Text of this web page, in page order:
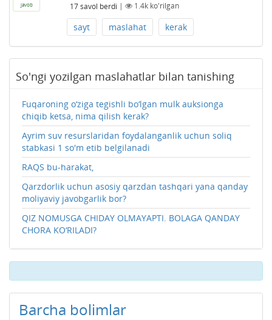
javob
17 savol berdi | 1.4kko'rilgan
sayt maslahat kerak
So'ngi yozilgan maslahatlar bilan tanishing
Fuqaroning o‘ziga tegishli bo‘lgan mulk auksionga
chiqib ketsa, nima qilish kerak?
Ayrim suv resurslaridan foydalanganlik uchun soliq
stabkasi 1 so'm etib belgilanadi
RAQS bu-harakat,
Qarzdorlik uchun asosiy qarzdan tashqari yana qanday
moliyaviy javobgarlik bor?
QIZ NOMUSGA CHIDAY OLMAYAPTI. BOLAGA QANDAY
CHORA KO‘RILADI?
Barcha bolimlar